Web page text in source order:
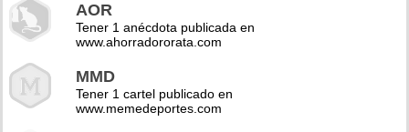
AOR
Tener 1 anécdota publicada en
www.ahorradororata.com
MMD
Tener 1 cartel publicado en
www.memedeportes.com